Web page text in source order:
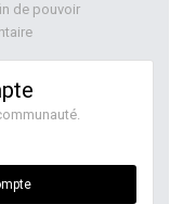
de pouvoir